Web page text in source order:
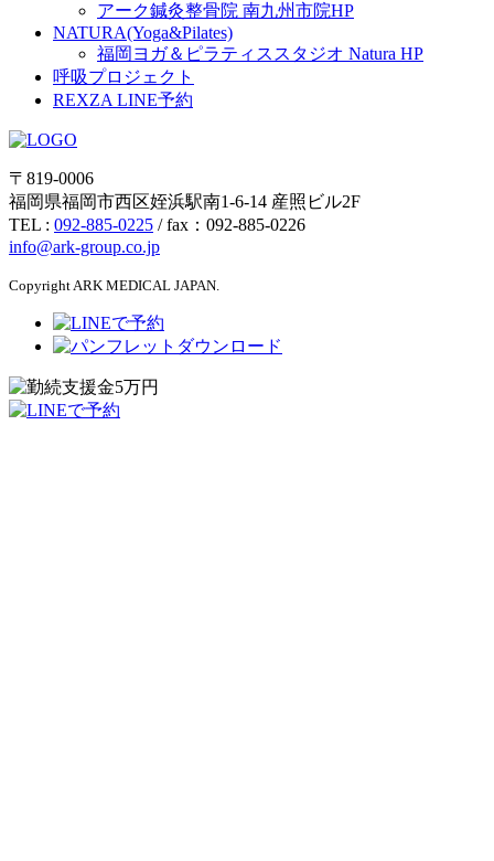
アーク鍼灸整骨院 南九州市院HP
NATURA(Yoga&Pilates)
福岡ヨガ＆ピラティススタジオ Natura HP
呼吸プロジェクト
REXZA LINE予約
〒819-0006
福岡県福岡市西区姪浜駅南1-6-14 産照ビル2F
TEL : 092-885-0225 / fax：092-885-0226
info@ark-group.co.jp
Copyright ARK MEDICAL JAPAN.